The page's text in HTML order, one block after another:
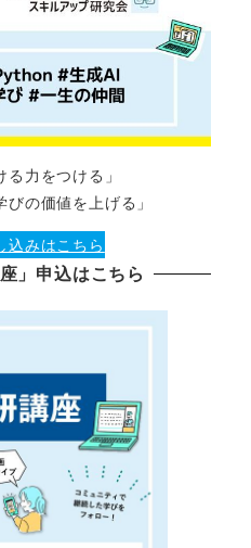
る力をつける」
びの価値を上げる」
込みはこちら
」申込はこちら